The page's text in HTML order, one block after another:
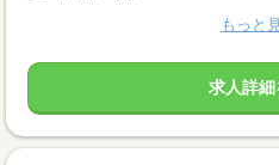
もっと
求人詳細